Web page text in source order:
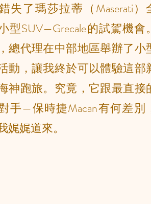
失了瑪莎拉蒂（Maserati）
型SUV—Grecale的試駕機會
總代理在中部地區舉辦了小
動，讓我終於可以體驗這部
神跑旅。究竟，它跟最直接
手—保時捷Macan有何差別
娓娓道來。